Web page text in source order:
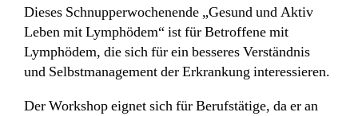
Dieses Schnupperwochenende „Gesund und Aktiv
Leben mit Lymphödem“ ist für Betroffene mit
Lymphödem, die sich für ein besseres Verständnis
und Selbstmanagement der Erkrankung interessieren.
Der Workshop eignet sich für Berufstätige, da er an